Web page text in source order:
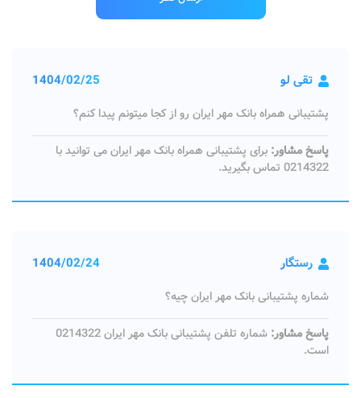
تقی لو 1404/02/25
پشتیبانی همراه بانک مهر ایران رو از کجا میتونم پیدا کنم؟
پاسخ مشاور: برای پشتیبانی همراه بانک مهر ایران می توانید با
0214322 تماس بگیرید.
رستگار 1404/02/24
شماره پشتیبانی بانک مهر ایران چیه؟
پاسخ مشاور:
شماره تلفن پشتیبانی بانک مهر ایران 0214322
است.